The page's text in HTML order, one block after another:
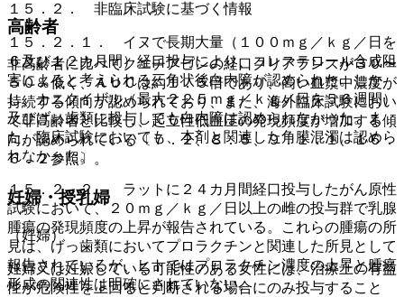
１５．２． 非臨床試験に基づく情報
１５．２．１． イヌで長期大量（１００ｍｇ／ｋｇ／日を
６及び１２カ月間）経口投与により、コレステロール合成阻
害によると考えられる三角状後白内障が認められた。しか
し、カニクイザル（最大２２５ｍｇ／ｋｇ／日を５６週間）
及びげっ歯類に投与しても白内障は認められなかった。ま
た、臨床試験においても、本剤と関連した角膜混濁は認めら
れなかった。
１５．２．２． ラットに２４カ月間経口投与したがん原性
試験において、２０ｍｇ／ｋｇ／日以上の雌の投与群で乳腺
腫瘍の発現頻度の上昇が報告されている。これらの腫瘍の所
見は、げっ歯類においてプロラクチンと関連した所見として
報告されているが、ヒトではプロラクチン濃度の上昇と腫瘍
形成の関連性は明確にされていない。
高齢者
非高齢者に比べてクエチアピンの経口クリアランスが３０〜
５０％低く、ＡＵＣは約１．５倍であり、高い血漿中濃度が
持続する傾向が認められており、また、海外臨床試験におい
て非高齢者と比較し、起立性低血圧の発現頻度が増加する傾
向が認められている〔７．２、８．５、９．１．１、１６．
６．２参照〕。
妊婦・授乳婦
（妊婦）
妊婦又は妊娠している可能性のある女性には、治療上の有益
性が危険性を上回ると判断される場合にのみ投与すること